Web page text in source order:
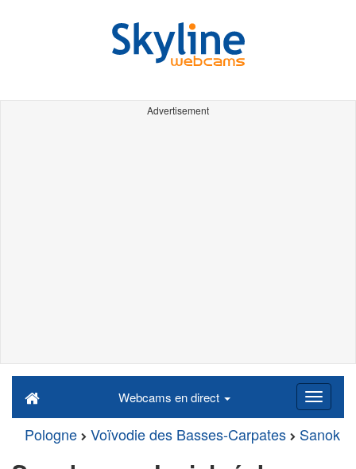
Advertisement
Webcams en direct
Pologne Voïvodie des Basses-Carpates Sanok